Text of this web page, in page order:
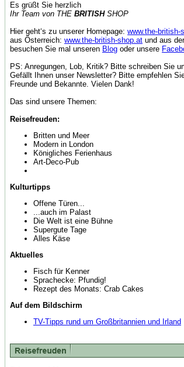
Es grüßt Sie herzlich
Ihr Team von THE BRITISHSHOP
Hier geht‘s zu unserer Homepage: www.the-british-
aus Österreich: www.the-british-shop.at und aus
besuchen Sie mal unseren Blog oder unsere
PS: Anregungen, Lob, Kritik? Bitte schreiben Sie
Gefällt Ihnen unser Newsletter? Bitte empfehlen
Freunde und Bekannte. Vielen Dank!
Das sind unsere Themen:
Reisefreuden:
Britten und Meer
Modern in London
Königliches Ferienhaus
Art-Deco-Pub
Kulturtipps
Offene Türen...
...auch im Palast
Die Welt ist eine Bühne
Supergute Tage
Alles Käse
Aktuelles
Fisch für Kenner
Sprachecke: Pfundig!
Rezept des Monats: Crab Cakes
Auf dem Bildschirm
TV-Tipps rund um Großbritannien und Irland